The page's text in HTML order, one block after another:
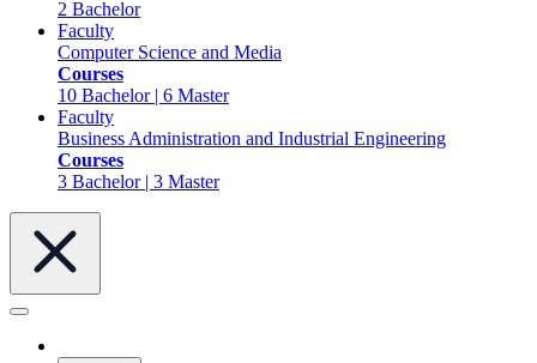
2 Bachelor
Faculty
Computer Science and Media
Courses
10 Bachelor | 6 Master
Faculty
Business Administration and Industrial Engineering
Courses
3 Bachelor | 3 Master